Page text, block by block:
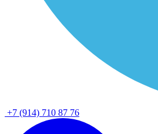
+7 (914) 710 87 76